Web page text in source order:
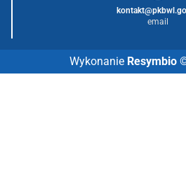
email
Wykonanie Resymbio